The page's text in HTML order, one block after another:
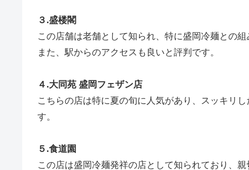
３.盛楼閣
この店舗は老舗として知られ、特に盛岡冷麺との組
また、駅からのアクセスも良いと評判です。
４.大同苑 盛岡フェザン店
こちらの店は特に夏の旬に人気があり、スッキリ
す。
５.食道園
この店は盛岡冷麺発祥の店として知られており、